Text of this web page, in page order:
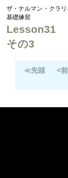
ザ・ナルマン・クラ
基礎練習
Lesson31
その3
≪先頭 <